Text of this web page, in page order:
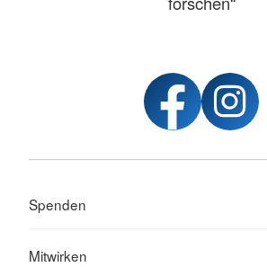
Spenden
Mitwirken